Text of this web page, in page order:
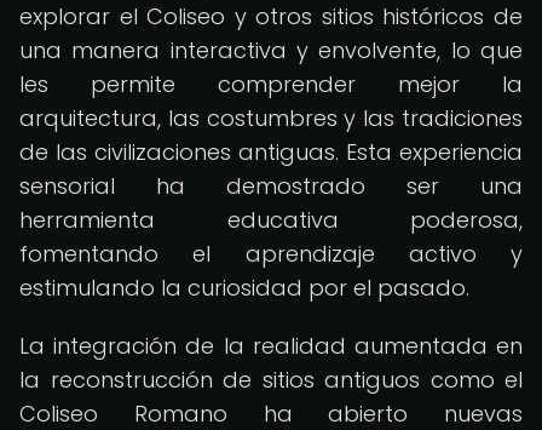
explorar el Coliseo y otros sitios históricos de
una manera interactiva y envolvente, lo que
les permite comprender mejor la
arquitectura, las costumbres y las tradiciones
de las civilizaciones antiguas. Esta experiencia
sensorial ha demostrado ser una
herramienta educativa poderosa,
fomentando el aprendizaje activo y
estimulando la curiosidad por el pasado.
La integración de la realidad aumentada en
la reconstrucción de sitios antiguos como el
Coliseo Romano ha abierto nuevas